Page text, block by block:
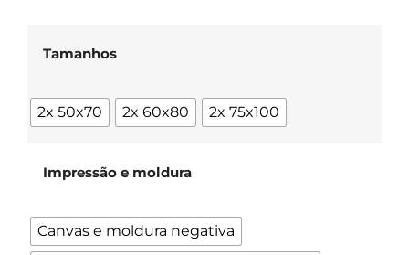
Tamanhos
2x 50x70 2x 60x80 2x 75x100
Impressão e moldura
Canvas e moldura negativa